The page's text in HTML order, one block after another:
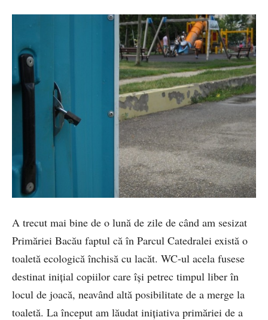
A trecut mai bine de o lună de zile de când am sesizat
Primăriei Bacău faptul că în Parcul Catedralei există o
toaletă ecologică închisă cu lacăt. WC-ul acela fusese
destinat inițial copiilor care își petrec timpul liber în
locul de joacă, neavând altă posibilitate de a merge la
toaletă. La început am lăudat inițiativa primăriei de a